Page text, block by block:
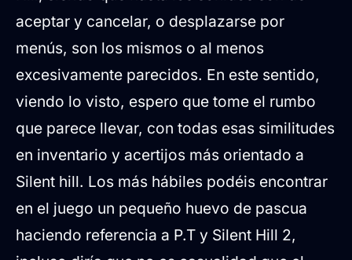
aceptar y cancelar, o desplazarse por
menús, son los mismos o al menos
excesivamente parecidos. En este sentido,
viendo lo visto, espero que tome el rumbo
que parece llevar, con todas esas similitudes
en inventario y acertijos más orientado a
Silent hill. Los más hábiles podéis encontrar
en el juego un pequeño huevo de pascua
haciendo referencia a P.T y Silent Hill 2,